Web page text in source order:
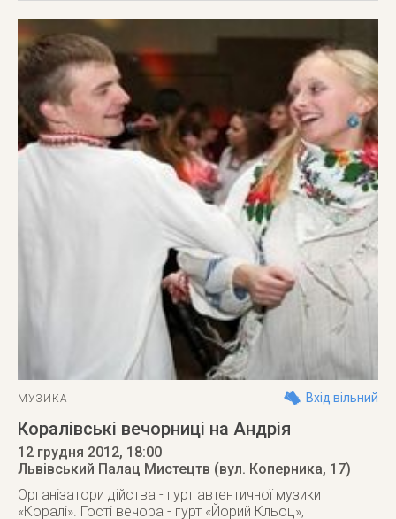
МУЗИКА Вхід вільний
Коралівські вечорниці на Андрія
12 грудня 2012, 18:00
Львівський Палац Мистецтв (вул. Коперника, 17)
Організатори дійства - гурт автентичної музики
«Коралі». Гості вечора - гурт «Йорий Кльоц»,